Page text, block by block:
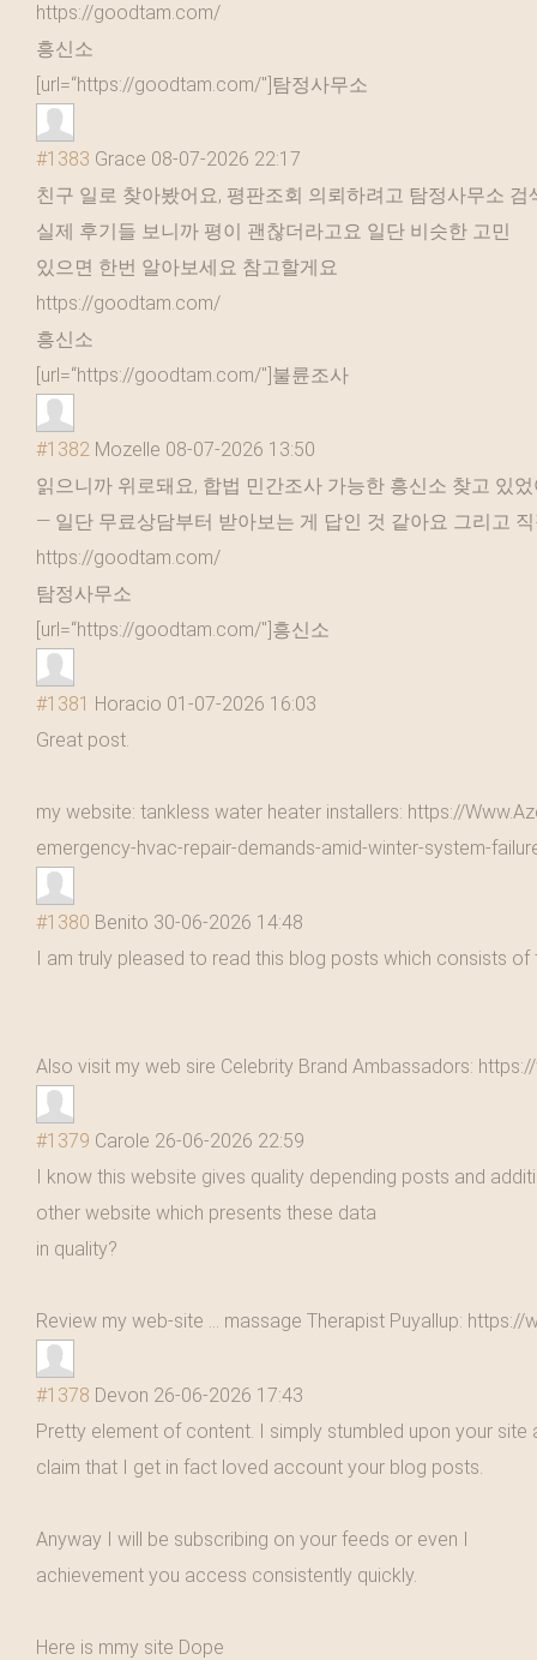
https://goodtam.com/
흥신소
[url=“https://goodtam.com/"]탐정사무소
#1383 Grace 08-07-2026 22:17
친구 일로 찾아봤어요, 평판조회 의뢰하려고 탐정사무소 검
실제 후기들 보니까 평이 괜찮더라고요 일단 비슷한 고민
있으면 한번 알아보세요 참고할게요
https://goodtam.com/
흥신소
[url=“https://goodtam.com/"]불륜조사
#1382 Mozelle 08-07-2026 13:50
읽으니까 위로돼요, 합법 민간조사 가능한 흥신소 찾고 있
— 일단 무료상담부터 받아보는 게 답인 것 같아요 그리고
https://goodtam.com/
탐정사무소
[url=“https://goodtam.com/"]흥신소
#1381 Horacio 01-07-2026 16:03
Great post.
my website: tankless water heater installers: https://
emergency-hvac-repair-demands-amid-winter-system-
#1380 Benito 30-06-2026 14:48
I am truly pleased to read this blog posts which consists
Also visit my web sire Celebrity Brand Ambassadors:
#1379 Carole 26-06-2026 22:59
I know this website gives quality depending posts and
other website which presents these data
in quality?
Review my web-site ... massage Therapist Puyallup:
#1378 Devon 26-06-2026 17:43
Pretty element of content. I simply stumbled upon your
claim that I get in fact loved account your blog posts.
Anyway I will be subscribing on your feeds or even I
achievement you access consistently quickly.
Here is mmy site Dope